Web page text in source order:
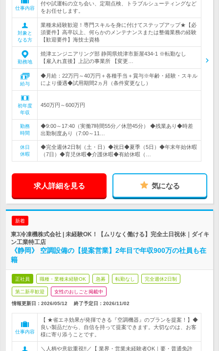
仕事内容
付や試運転の立ち会い、定期点検、トラブルシューティングなど
をお任せします。
対象と
なる方
業種未経験歓迎！専門スキルを身に付けてステップアップ★【必
須要件】高卒以上、何らかのメンテナンスまたは整備業務の経験
【歓迎要件】海技士資格
勤務地
焼津エンジニアリング部 静岡県焼津市新屋434-1 ※転勤なし
【雇入れ直後】上記の事業所 【変更…
給与
◆月給：22万円～40万円＋各種手当＋賞与※年齢・経験・スキル
により優遇◆試用期間2ヵ月（条件変更なし）
初年度
年収
450万円～600万円
勤務
時間
◆9:00～17:40（実働7時間55分／休憩45分） ◆残業あり◆時差
出勤制度あり（7:00～11…
休日
休暇
◆完全週休2日制（土・日）◆祝日◆夏季（5日）◆年末年始休暇
（7日）◆育児休暇◆介護休暇◆有給休暇（…
求人詳細を見る 気になる
新着
東3冷凍機株式会社 | 未経験OK！【ムリなく働ける】完全土日祝休｜ダイキ
ン工業特工店
《静岡》 空調設備の【提案営業】2年目で年収900万の社員も在
籍
正社員 職種・業種未経験OK 急募 転勤なし 完全週休2日制
第二新卒歓迎 女性のおしごと掲載中
情報更新日：2026/05/12 終了予定日： 2026/11/02
仕事内容
【 ★省エネ効果が発揮できる『空調機器』のプランを提案！】◆
良い製品だから、自信を持って提案できます。大切なのは、お客
様に寄り添うことです。
＼人柄や意欲重視!!／【 業界・営業未経験者OK｜要・普通免許